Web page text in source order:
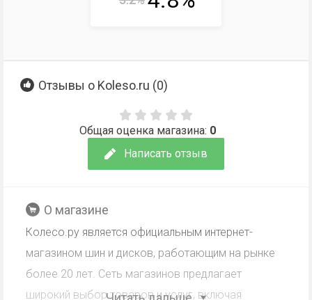
Отзывы о Koleso.ru (0)
Написать отзыв
Общая оценка магазина: 0
О магазине
Колесо.ру является официальным интернет-
магазином шин и дисков, работающим на рынке
более 20 лет. Сеть магазинов предлагает
широкий выбор товаров и услуг, включая